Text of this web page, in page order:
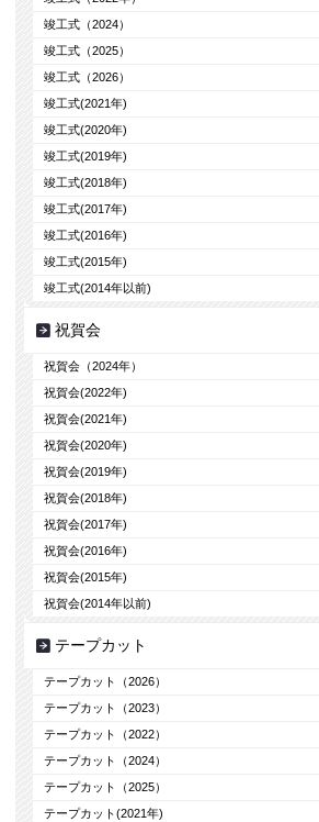
竣工式（2024）
竣工式（2025）
竣工式（2026）
竣工式(2021年)
竣工式(2020年)
竣工式(2019年)
竣工式(2018年)
竣工式(2017年)
竣工式(2016年)
竣工式(2015年)
竣工式(2014年以前)
祝賀会
祝賀会（2024年）
祝賀会(2022年)
祝賀会(2021年)
祝賀会(2020年)
祝賀会(2019年)
祝賀会(2018年)
祝賀会(2017年)
祝賀会(2016年)
祝賀会(2015年)
祝賀会(2014年以前)
テープカット
テープカット（2026）
テープカット（2023）
テープカット（2022）
テープカット（2024）
テープカット（2025）
テープカット(2021年)